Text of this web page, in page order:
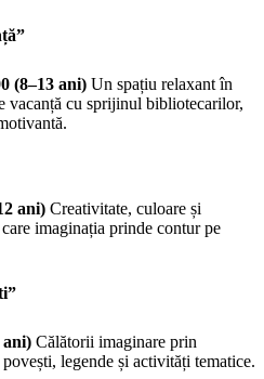
(8–13 ani) Un spațiu relaxant în
vacanță cu sprijinul bibliotecarilor,
ani) Creativitate, culoare și
imaginația prinde contur pe
ani) Călătorii imaginare prin
legende și activități tematice.